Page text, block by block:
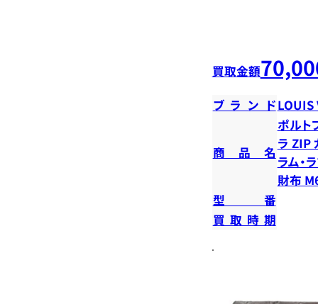
買取金額
ブランドLOUIS
商品名
ポルト
ラ ZIP
ラム・
財布
型番
買取時期